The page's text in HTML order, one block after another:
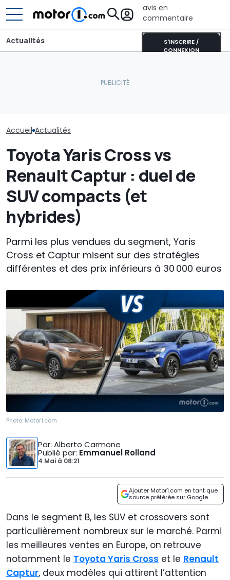
avis en
commentaire
S'INSCRIRE /
CONNEXION
Actualités
Accueil Actualités
Toyota Yaris Cross vs
Renault Captur : duel de
SUV compacts (et
hybrides)
Parmi les plus vendues du segment, Yaris
Cross et Captur misent sur des stratégies
différentes et des prix inférieurs à 30 000 euros
Photo: Motor1.com
Par: Alberto Carmone
Publié par: Emmanuel Rolland
4 Mai à 08:21
Ajouter Motor1.com en tant que
source préférée sur Google
Dans le segment B, les SUV et crossovers sont
particulièrement nombreux sur le marché. Parmi
les meilleures ventes en Europe, on retrouve
notamment le Toyota Yaris Cross et le Renault
Captur, deux modèles qui attirent l’attention